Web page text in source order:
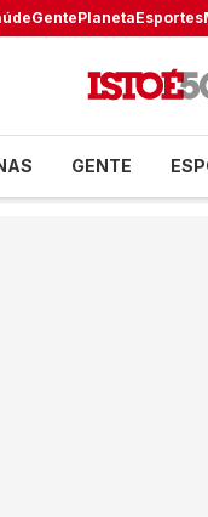
GentePlanetaEsportes
GENTE